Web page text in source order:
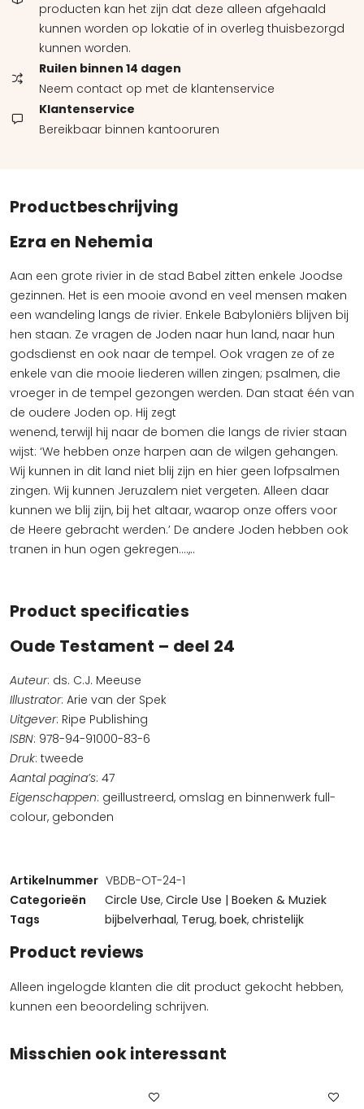
producten kan het zijn dat deze alleen afgehaald
kunnen worden op lokatie of in overleg thuisbezorgd
kunnen worden.
Ruilen binnen 14 dagen
Neem contact op met de klantenservice
Klantenservice
Bereikbaar binnen kantooruren
Productbeschrijving
Ezra en Nehemia
Aan een grote rivier in de stad Babel zitten enkele Joodse
gezinnen. Het is een mooie avond en veel mensen maken
een wandeling langs de rivier. Enkele Babyloniërs blijven bij
hen staan. Ze vragen de Joden naar hun land, naar hun
godsdienst en ook naar de tempel. Ook vragen ze of ze
enkele van die mooie liederen willen zingen; psalmen, die
vroeger in de tempel gezongen werden. Dan staat één van
de oudere Joden op. Hij zegt
wenend, terwijl hij naar de bomen die langs de rivier staan
wijst: ‘We hebben onze harpen aan de wilgen gehangen.
Wij kunnen in dit land niet blij zijn en hier geen lofpsalmen
zingen. Wij kunnen Jeruzalem niet vergeten. Alleen daar
kunnen we blij zijn, bij het altaar, waarop onze offers voor
de Heere gebracht werden.’ De andere Joden hebben ook
tranen in hun ogen gekregen….,..
Product specificaties
Oude Testament – deel 24
Auteur: ds. C.J. Meeuse
Illustrator: Arie van der Spek
Uitgever: Ripe Publishing
ISBN: 978-94-91000-83-6
Druk: tweede
Aantal pagina’s: 47
Eigenschappen: geïllustreerd, omslag en binnenwerk full-
colour, gebonden
Artikelnummer VBDB-OT-24-1
Categorieën
Circle Use, Circle Use | Boeken & Muziek
Tags
bijbelverhaal, Terug, boek, christelijk
Product reviews
Alleen ingelogde klanten die dit product gekocht hebben,
kunnen een beoordeling schrijven.
Misschien ook interessant